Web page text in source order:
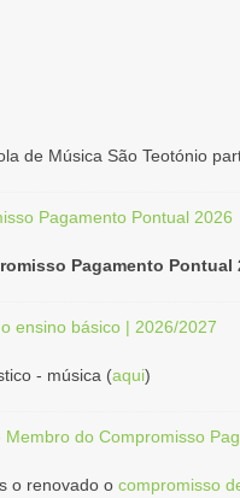
de Música São Teotónio
Pagamento Pontual 2026
Pagamento Pontual
ensino básico | 2026/2027
- música (aqui)
do Compromisso
o renovado o compromisso